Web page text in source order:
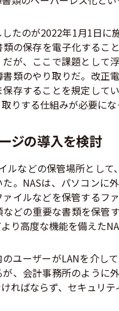
たのが2022年1月1日に
の保存を電子化するこ
が、ここで課題として
類のやり取りだ。改正
存することを規定して
りする仕組みが必要にな
ジの導入を検討
ルなどの保管場所として
。NASは、パソコンに
イルなどを保管するフ
どの重要な書類を保管
り高度な機能を備えた
ユーザーがLANを介し
、会計事務所のように
ればならず、セキュリテ